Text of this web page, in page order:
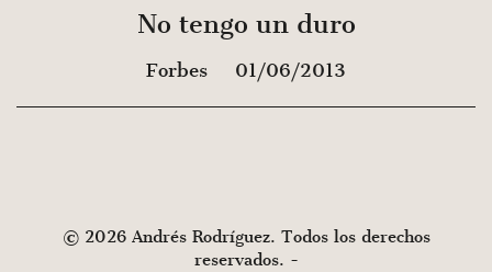
No tengo un duro
Forbes 01/06/2013
© 2026 Andrés Rodríguez. Todos los derechos
reservados. -